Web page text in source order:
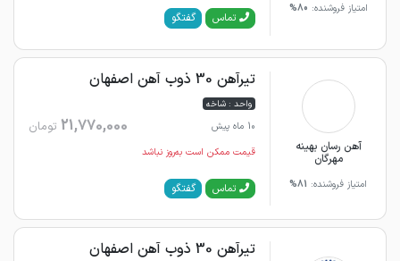
امتیاز فروشنده: 80%
تماس گفتگو
آهن رسان بهینه
مهرگان
امتیاز فروشنده: 81%
تیرآهن 30 ذوب آهن اصفهان
واحد : شاخه
10 ماه پیش
21,770,000 تومان
قیمت ممکن است به‌روز نباشد
تماس گفتگو
تیرآهن 30 ذوب آهن اصفهان